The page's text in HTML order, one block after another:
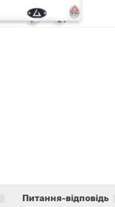
Питання-відповідь